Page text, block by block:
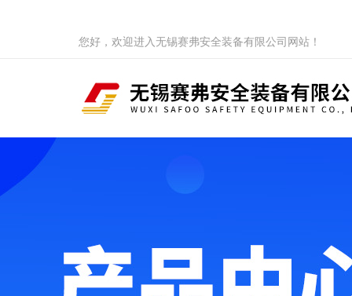
您好，欢迎进入无锡赛弗安全装备有限公司网站！